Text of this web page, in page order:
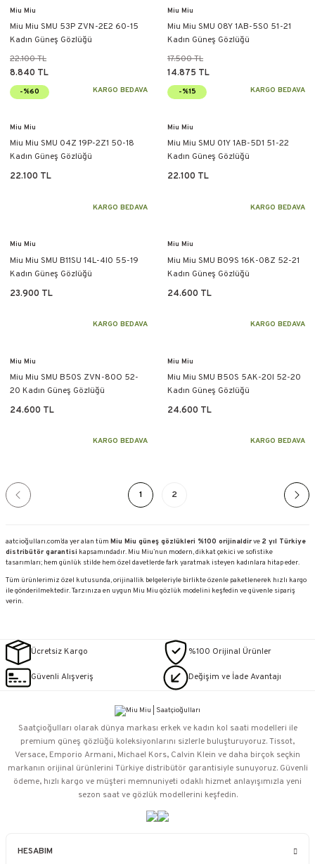
Miu Miu
Miu Miu SMU 53P ZVN-2E2 60-15
Kadın Güneş Gözlüğü
22.100 TL
8.840 TL
-%60 KARGO BEDAVA
Miu Miu
Miu Miu SMU 08Y 1AB-5S0 51-21
Kadın Güneş Gözlüğü
17.500 TL
14.875 TL
-%15 KARGO BEDAVA
Miu Miu
Miu Miu SMU 04Z 19P-2Z1 50-18
Kadın Güneş Gözlüğü
22.100 TL
KARGO BEDAVA
Miu Miu
Miu Miu SMU 01Y 1AB-5D1 51-22
Kadın Güneş Gözlüğü
22.100 TL
KARGO BEDAVA
Miu Miu
Miu Miu SMU B11SU 14L-4I0 55-19
Kadın Güneş Gözlüğü
23.900 TL
KARGO BEDAVA
Miu Miu
Miu Miu SMU B09S 16K-08Z 52-21
Kadın Güneş Gözlüğü
24.600 TL
KARGO BEDAVA
Miu Miu
Miu Miu SMU B50S ZVN-80O 52-
20 Kadın Güneş Gözlüğü
24.600 TL
KARGO BEDAVA
Miu Miu
Miu Miu SMU B50S 5AK-20I 52-20
Kadın Güneş Gözlüğü
24.600 TL
KARGO BEDAVA
1 2
aatcioğulları.com’da yer alan tüm Miu Miu güneş gözlükleri %100 orijinaldirve 2 yıl Türkiye
distribütör garantisi kapsamındadır. Miu Miu’nun modern, dikkat çekici ve sofistike
tasarımları; hem günlük stilde hem özel davetlerde fark yaratmak isteyen kadınlara hitap eder.
Tüm ürünlerimiz özel kutusunda, orijinallik belgeleriyle birlikte özenle paketlenerek hızlı kargo
ile gönderilmektedir. Tarzınıza en uygun Miu Miu gözlük modelini keşfedin ve güvenle sipariş
verin.
Ücretsiz Kargo %100 Orijinal Ürünler
Güvenli Alışveriş Değişim ve İade Avantajı
HESABIM
Saatçioğulları⁠ olarak dünya markası erkek ve kadın kol saati modelleri ile
premium güneş gözlüğü koleksiyonlarını sizlerle buluşturuyoruz. Tissot,
Versace, Emporio Armani, Michael Kors, Calvin Klein ve daha birçok seçkin
markanın orijinal ürünlerini Türkiye distribütör garantisiyle sunuyoruz. Güvenli
ödeme, hızlı kargo ve müşteri memnuniyeti odaklı hizmet anlayışımızla yeni
sezon saat ve gözlük modellerini keşfedin.